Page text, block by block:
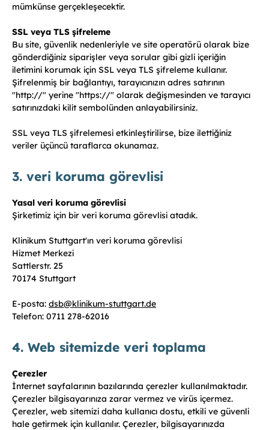
mümkünse gerçekleşecektir.
SSL veya TLS şifreleme
Bu site, güvenlik nedenleriyle ve site operatörü olarak bize
gönderdiğiniz siparişler veya sorular gibi gizli içeriğin
iletimini korumak için SSL veya TLS şifreleme kullanır.
Şifrelenmiş bir bağlantıyı, tarayıcınızın adres satırının
"http://" yerine "https://" olarak değişmesinden ve tarayıcı
satırınızdaki kilit sembolünden anlayabilirsiniz.
SSL veya TLS şifrelemesi etkinleştirilirse, bize ilettiğiniz
veriler üçüncü taraflarca okunamaz.
3. veri̇ koruma görevli̇si̇
Yasal veri koruma görevlisi
Şirketimiz için bir veri koruma görevlisi atadık.
Klinikum Stuttgart'ın veri koruma görevlisi
Hizmet Merkezi
Sattlerstr. 25
70174 Stuttgart
E-posta: dsb@klinikum-stuttgart.de
Telefon: 0711 278-62016
4. Web sitemizde veri toplama
Çerezler
İnternet sayfalarının bazılarında çerezler kullanılmaktadır.
Çerezler bilgisayarınıza zarar vermez ve virüs içermez.
Çerezler, web sitemizi daha kullanıcı dostu, etkili ve güvenli
hale getirmek için kullanılır. Çerezler, bilgisayarınızda